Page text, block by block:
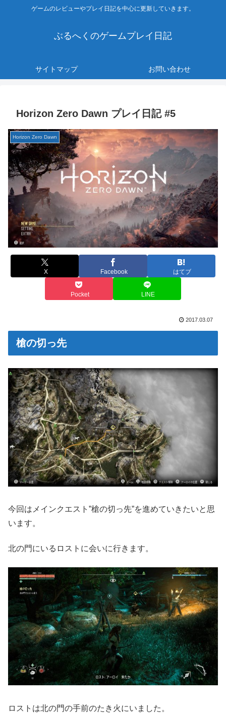
ゲームのレビューやプレイ日記を中心に更新していきます。
ぶるへくのゲームプレイ日記
サイトマップ お問い合わせ
Horizon Zero Dawn プレイ日記 #5
Horizon Zero Dawn
X Facebook はてブ
Pocket LINE
2017.03.07
槍の切っ先
今回はメインクエスト”槍の切っ先”を進めていきたいと思
います。
北の門にいるロストに会いに行きます。
ロストは北の門の手前のたき火にいました。